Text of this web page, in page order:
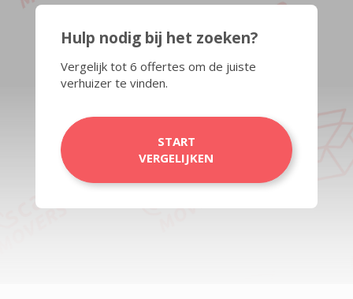
Hulp nodig bij het zoeken?
Vergelijk tot 6 offertes om de juiste
verhuizer te vinden.
START
VERGELIJKEN